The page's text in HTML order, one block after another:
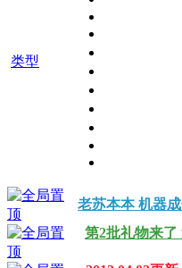
类型
老苏本本 机器
第2批礼物来